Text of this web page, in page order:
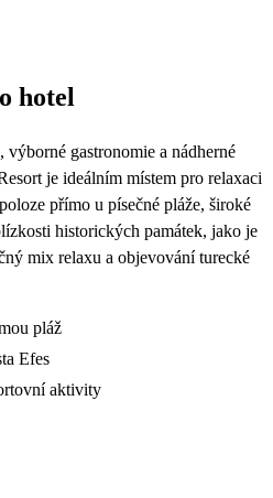
hotel
gastronomie a nádherné
je ideálním místem pro relaxaci
přímo u písečné pláže, široké
historických památek, jako je
mix relaxu a objevování turecké
pláž
Efes
aktivity